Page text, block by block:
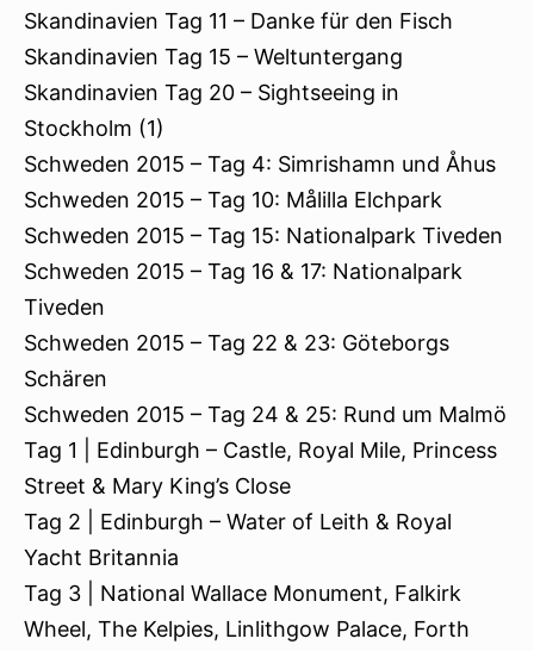
Skandinavien Tag 11 – Danke für den Fisch
Skandinavien Tag 15 – Weltuntergang
Skandinavien Tag 20 – Sightseeing in
Stockholm (1)
Schweden 2015 – Tag 4: Simrishamn und Åhus
Schweden 2015 – Tag 10: Målilla Elchpark
Schweden 2015 – Tag 15: Nationalpark Tiveden
Schweden 2015 – Tag 16 & 17: Nationalpark
Tiveden
Schweden 2015 – Tag 22 & 23: Göteborgs
Schären
Schweden 2015 – Tag 24 & 25: Rund um Malmö
Tag 1 | Edinburgh – Castle, Royal Mile, Princess
Street & Mary King’s Close
Tag 2 | Edinburgh – Water of Leith & Royal
Yacht Britannia
Tag 3 | National Wallace Monument, Falkirk
Wheel, The Kelpies, Linlithgow Palace, Forth